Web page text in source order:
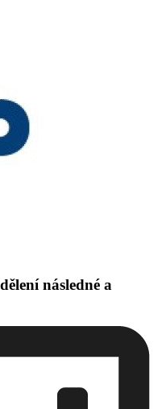
následné a